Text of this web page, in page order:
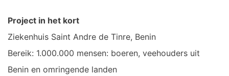
Project in het kort
Ziekenhuis Saint Andre de Tinre, Benin
Bereik: 1.000.000 mensen: boeren, veehouders uit
Benin en omringende landen